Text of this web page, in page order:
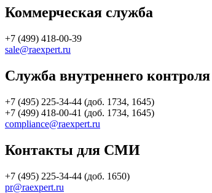
Коммерческая служба
+7 (499) 418-00-39
sale@raexpert.ru
Служба внутреннего контроля
+7 (495) 225-34-44 (доб. 1734, 1645)
+7 (499) 418-00-41 (доб. 1734, 1645)
compliance@raexpert.ru
Контакты для СМИ
+7 (495) 225-34-44 (доб. 1650)
pr@raexpert.ru